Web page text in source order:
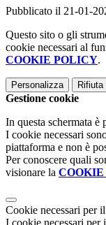
Pubblicato il 21-01-
Questo sito o gli
cookie necessari al
COOKIE POLICY.
Personalizza Rifiuta
Gestione cookie
In questa schermata è
I cookie necessari
piattaforma e non è
Per conoscere quali
visionare la
Cookie necessari per